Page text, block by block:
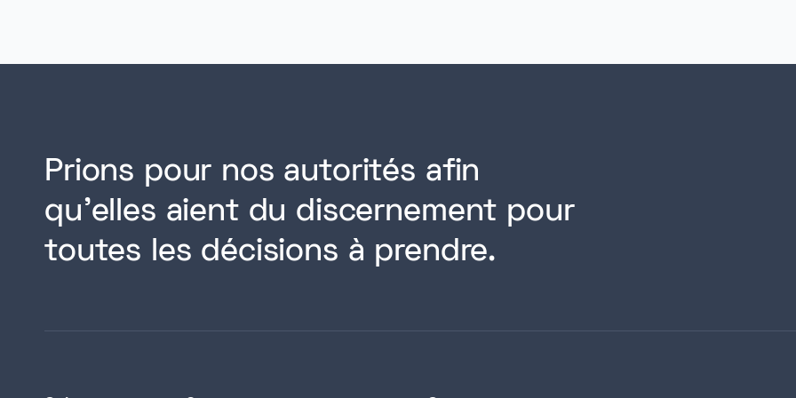
Prions pour nos autorités afin
qu'elles aient du discernement pour
toutes les décisions à prendre.